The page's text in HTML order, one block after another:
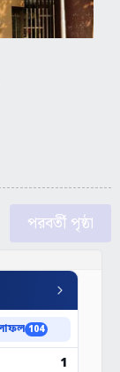
পরবর্তী পৃষ্ঠা